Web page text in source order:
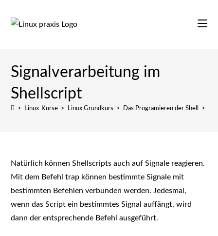
Inhalt
Signalverarbeitung im
Shellscript
> Linux-Kurse > Linux Grundkurs > Das Programieren der Shell >
Natürlich können Shellscripts auch auf Signale reagieren.
Mit dem Befehl trap können bestimmte Signale mit
bestimmten Befehlen verbunden werden. Jedesmal,
wenn das Script ein bestimmtes Signal auffängt, wird
dann der entsprechende Befehl ausgeführt.